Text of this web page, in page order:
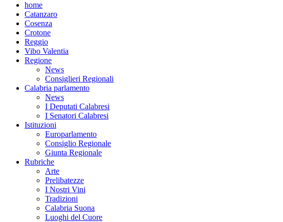
home
Catanzaro
Cosenza
Crotone
Reggio
Vibo Valentia
Regione
News
Consiglieri Regionali
Calabria parlamento
News
I Deputati Calabresi
I Senatori Calabresi
Istituzioni
Europarlamento
Consiglio Regionale
Giunta Regionale
Rubriche
Arte
Prelibatezze
I Nostri Vini
Tradizioni
Calabria Suona
Luoghi del Cuore